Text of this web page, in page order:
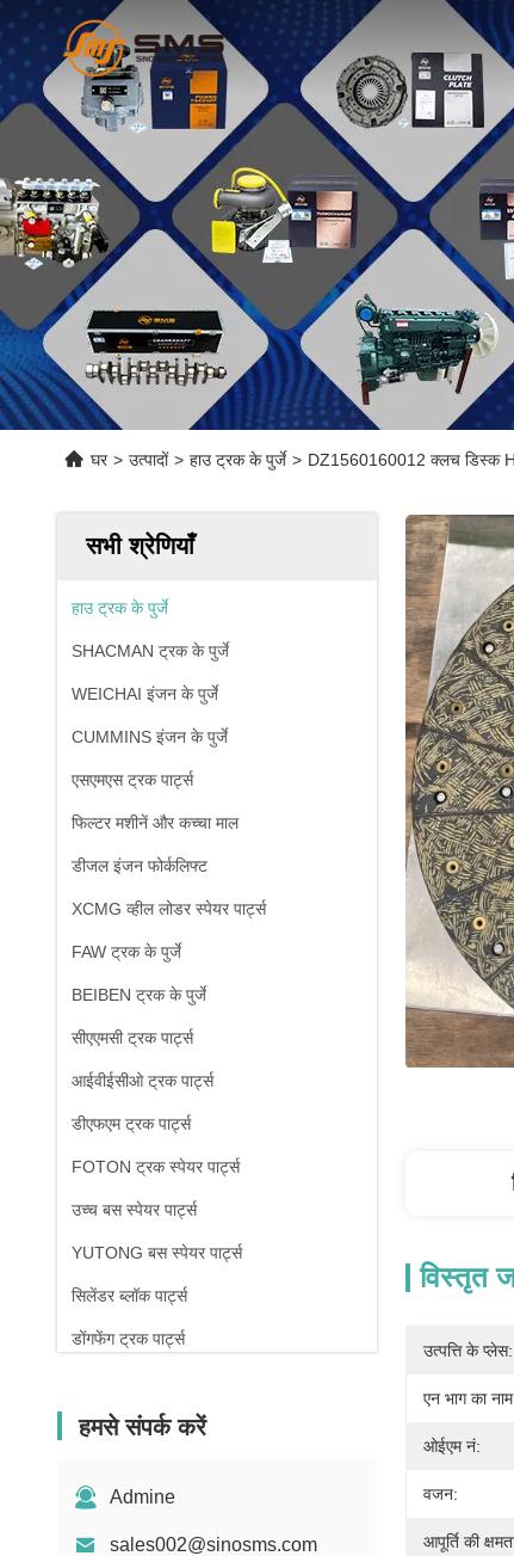
घर > उत्पादों > हाउ ट्रक के पुर्जे > DZ1560160012 क्लच डिस्क
सभी श्रेणियाँ
हाउ ट्रक के पुर्जे
SHACMAN ट्रक के पुर्जे
WEICHAI इंजन के पुर्जे
CUMMINS इंजन के पुर्जे
एसएमएस ट्रक पार्ट्स
फिल्टर मशीनें और कच्चा माल
डीजल इंजन फोर्कलिफ्ट
XCMG व्हील लोडर स्पेयर पार्ट्स
FAW ट्रक के पुर्जे
BEIBEN ट्रक के पुर्जे
सीएएमसी ट्रक पार्ट्स
आईवीईसीओ ट्रक पार्ट्स
डीएफएम ट्रक पार्ट्स
FOTON ट्रक स्पेयर पार्ट्स
उच्च बस स्पेयर पार्ट्स
YUTONG बस स्पेयर पार्ट्स
सिलेंडर ब्लॉक पार्ट्स
डोंगफेंग ट्रक पार्ट्स
हमसे संपर्क करें
Admine
sales002@sinosms.com
विस्तृत
उत्पत्ति के प्लेस:
एन भाग का
ओईएम नं:
वजन:
आपूर्ति की